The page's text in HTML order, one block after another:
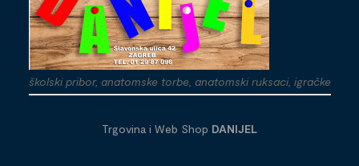
školski pribor, anatomske torbe, anatomski ruksaci, igračke
Trgovina i Web Shop DANIJEL